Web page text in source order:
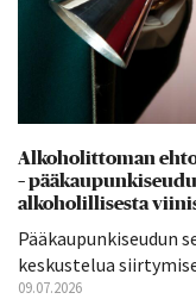
Alkoholittoman
–
alkoholillisesta
Pääkaupunkiseudun
keskustelua
09.07.2026